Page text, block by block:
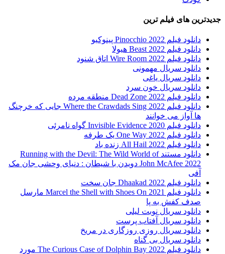
جدیدترین های فیلم ترین
دانلود فیلم Pinocchio 2022 پینوکیو
دانلود فیلم Beast 2022 هیولا
دانلود فیلم Wire Room 2022 اتاق شنود
دانلود سریال مهمونی
دانلود سریال یاغی
دانلود سریال خون سرد
دانلود فیلم 2022 Dead Zone منطقه مرده
دانلود فیلم Where the Crawdads Sing 2022 جایی که خرچنگ
ها آواز می خوانند
دانلود فیلم 2020 Invisible Evidence گواه نامرئی
دانلود فیلم One Way 2022 یک طرفه
دانلود فیلم All Hail 2022 زنده باد
دانلود مستند Running with the Devil: The Wild World of
John McAfee 2022 دویدن با شیطان : دنیای وحشی جان مک
آفی
دانلود فیلم Dhaakad 2022 جان سخت
دانلود فیلم Marcel the Shell with Shoes On 2021 مارسل
صدف کفش به پا
دانلود سریال نوبت لیلی
دانلود سریال آفتاب پرست
دانلود سریال روزی روزگاری در مریخ
دانلود سریال بی گناه
دانلود فیلم The Curious Case of Dolphin Bay 2022 مورد